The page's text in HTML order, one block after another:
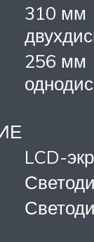
310 мм
256 мм
LCD-